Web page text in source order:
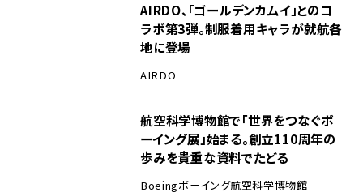
AIRDO、「ゴールデンカムイ」とのコ
ラボ第3弾。制服着用キャラが就航各
地に登場
AIRDO
航空科学博物館で「世界をつなぐボ
ーイング展」始まる。創立110周年の
歩みを貴重な資料でたどる
Boeingボーイング航空科学博物館